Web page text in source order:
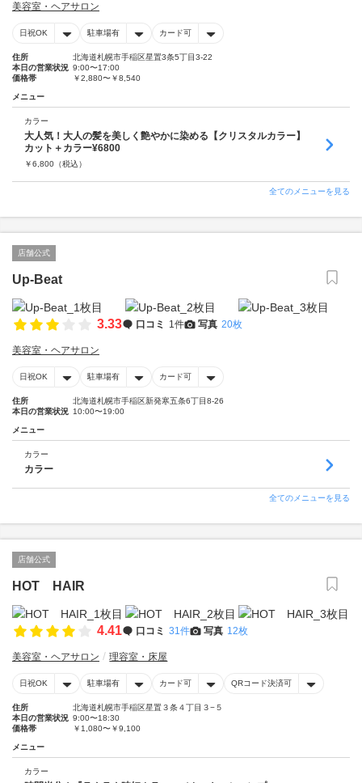
美容室・ヘアサロン
日祝OK 駐車場有 カード可
住所
北海道札幌市手稲区星置3条5丁目3-22
本日の営業状況 9:00〜17:00
価格帯
￥2,880〜￥8,540
メニュー
カラー
大人気！大人の髪を美しく艶やかに染める【クリスタルカラー】
カット＋カラー¥6800
￥6,800 （税込）
全てのメニューを見る
店舗公式
Up-Beat
3.33 口コミ 1件 写真 20枚
美容室・ヘアサロン
日祝OK 駐車場有 カード可
住所
北海道札幌市手稲区新発寒五条6丁目8-26
本日の営業状況 10:00〜19:00
メニュー
カラー
カラー
全てのメニューを見る
店舗公式
HOT HAIR
4.41 口コミ 31件 写真 12枚
美容室・ヘアサロン 理容室・床屋
日祝OK 駐車場有 カード可 QRコード決済可
住所
北海道札幌市手稲区星置３条４丁目３−５
本日の営業状況 9:00〜18:30
価格帯
￥1,080〜￥9,100
メニュー
カラー